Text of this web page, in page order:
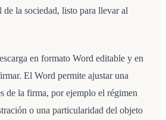
la sociedad, listo para llevar al
en formato Word editable y en
El Word permite ajustar una
de la firma, por ejemplo el régimen
o una particularidad del objeto